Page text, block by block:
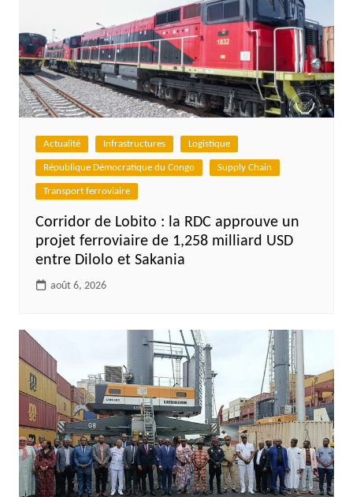
Actualité Infrastructures Logistique
République Démocratique du Congo Supply Chain
Transport ferroviaire
Corridor de Lobito : la RDC approuve un
projet ferroviaire de 1,258 milliard USD
entre Dilolo et Sakania
août 6, 2026